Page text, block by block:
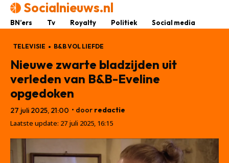
Socialnieuws.nl
BN’ers Tv Royalty Politiek Social media
TELEVISIE B&B VOL LIEFDE
Nieuwe zwarte bladzijden uit
verleden van B&B-Eveline
opgedoken
27 juli 2025, 21:00 • door redactie
Laatste update: 27 juli 2025, 16:15